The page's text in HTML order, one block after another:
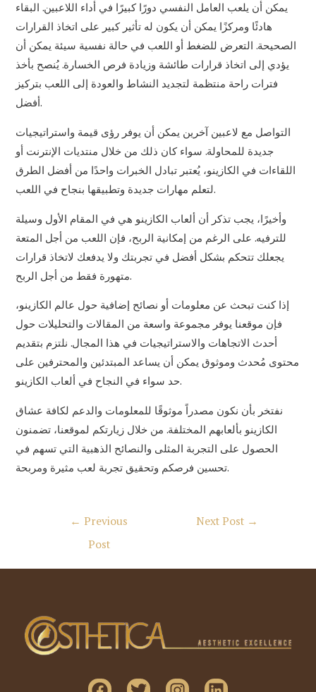
يمكن أن يلعب العامل النفسي دورًا كبيرًا في أداء اللاعبين. البقاء
هادئًا ومركزًا يمكن أن يكون له تأثير كبير على اتخاذ القرارات
الصحيحة. التعرض للضغط أو اللعب في حالة نفسية سيئة يمكن أن
يؤدي إلى اتخاذ قرارات طائشة وزيادة فرص الخسارة. يُنصح بأخذ
فترات راحة منتظمة لتجديد النشاط والعودة إلى اللعب بتركيز
أفضل.
التواصل مع لاعبين آخرين يمكن أن يوفر رؤى قيمة واستراتيجيات
جديدة للمحاولة. سواء كان ذلك من خلال منتديات الإنترنت أو
اللقاءات في الكازينو، يُعتبر تبادل الخبرات واحدًا من أفضل الطرق
لتعلم مهارات جديدة وتطبيقها بنجاح في اللعب.
وأخيرًا، يجب تذكر أن ألعاب الكازينو هي في المقام الأول وسيلة
للترفيه. على الرغم من إمكانية الربح، فإن اللعب من أجل المتعة
يجعلك تتحكم بشكل أفضل في تجربتك ولا يدفعك لاتخاذ قرارات
متهورة فقط من أجل الربح.
إذا كنت تبحث عن معلومات أو نصائح إضافية حول عالم الكازينو،
فإن موقعنا يوفر مجموعة واسعة من المقالات والتحليلات حول
أحدث الاتجاهات والاستراتيجيات في هذا المجال. نلتزم بتقديم
محتوى مُحدث وموثوق يمكن أن يساعد المبتدئين والمحترفين على
حد سواء في النجاح في ألعاب الكازينو.
نفتخر بأن نكون مصدراً موثوقًا للمعلومات والدعم لكافة عشاق
الكازينو بألعابهم المختلفة. من خلال زيارتكم لموقعنا، تضمنون
الحصول على التجربة المثلى والنصائح الذهبية التي تسهم في
تحسين فرصكم وتحقيق تجربة لعب مثيرة ومربحة.
← Previous
Post
Next Post →